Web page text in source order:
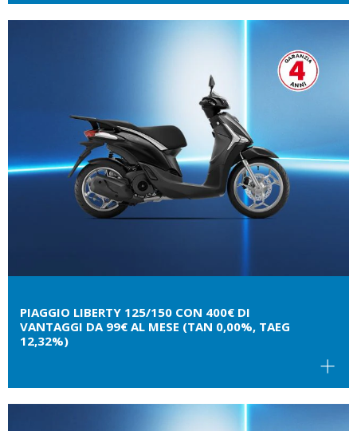
PIAGGIO LIBERTY 125/150 CON 400€ DI
VANTAGGI DA 99€ AL MESE (TAN 0,00%, TAEG
12,32%)